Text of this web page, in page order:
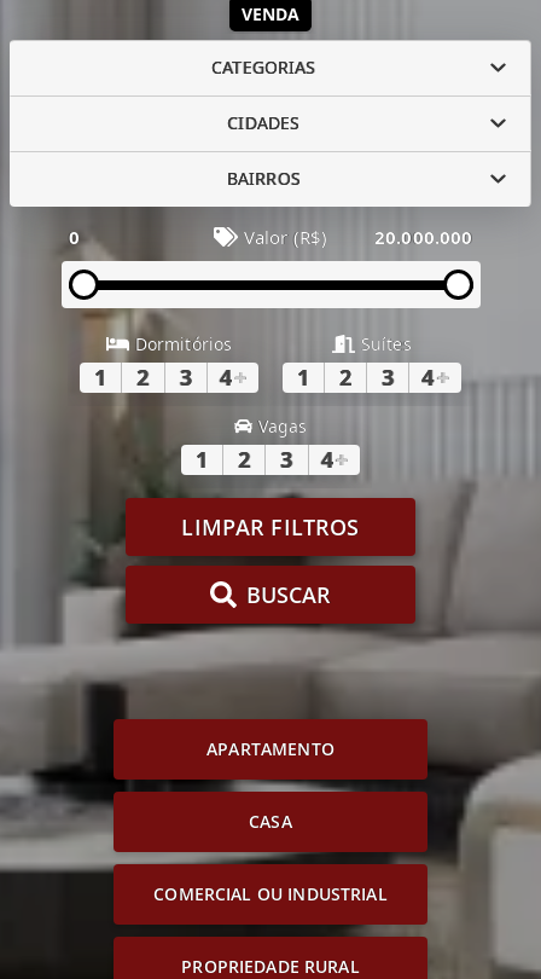
VENDA
CATEGORIAS
CIDADES
BAIRROS
0 Valor (R$) 20.000.000
Dormitórios
1 2 3 4+
Suítes
1 2 3 4+
Vagas
1 2 3 4+
LIMPAR FILTROS
BUSCAR
APARTAMENTO
CASA
COMERCIAL OU INDUSTRIAL
PROPRIEDADE RURAL